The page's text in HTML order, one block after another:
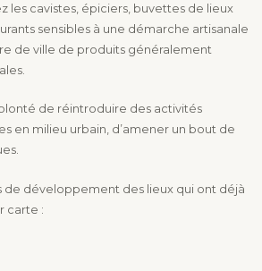
les cavistes, épiciers, buvettes de lieux
sensibles à une démarche artisanale
de ville de produits généralement
de réintroduire des activités
en milieu urbain, d’amener un bout de
de développement des lieux qui ont déjà
carte :